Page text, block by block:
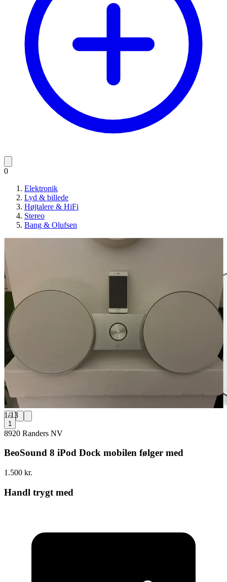
0
Elektronik
Lyd & billede
Højtalere & HiFi
Stereo
Bang & Olufsen
1/13
1
8920 Randers NV
BeoSound 8 iPod Dock mobilen følger med
1.500 kr.
Handl trygt med